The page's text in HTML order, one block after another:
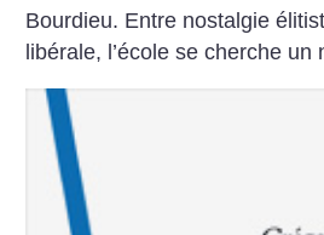
Bourdieu. Entre nostalgie
libérale, l’école se cherche un